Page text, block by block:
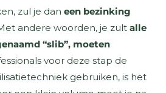
zul je dan een bezinking
andere woorden, je zult alle
“slib”, moeten
voor deze stap de
gebruiken, is het